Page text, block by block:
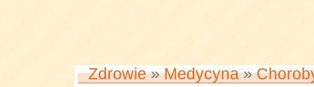
Zdrowie»Medycyna»